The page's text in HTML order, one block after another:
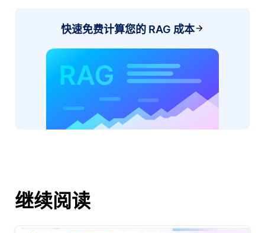
快速免费计算您的 RAG 成本
继续阅读